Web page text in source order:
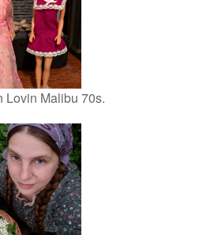
Lovin Malibu 70s.